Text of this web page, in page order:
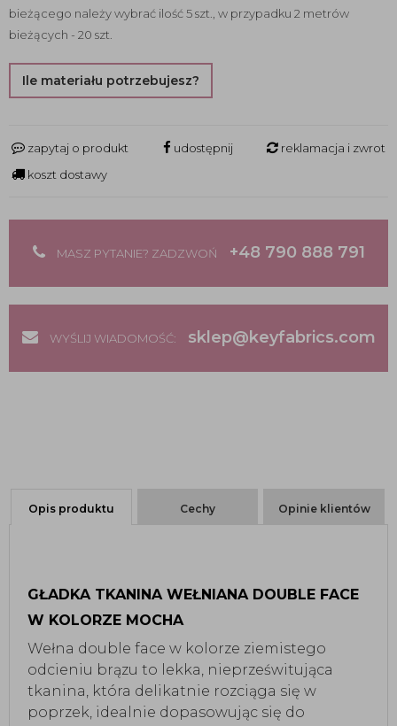
bieżącego należy wybrać ilość 5 szt., w przypadku 2 metrów
bieżących - 20 szt.
Ile materiału potrzebujesz?
zapytaj o produkt udostępnij
reklamacja i zwrot
koszt dostawy
MASZ PYTANIE? ZADZWOŃ +48 790 888 791
WYŚLIJ WIADOMOŚĆ: sklep@keyfabrics.com
Opis produktu Cechy Opinie klientów
GŁADKA TKANINA WEŁNIANA DOUBLE FACE
W KOLORZE MOCHA
Wełna double face w kolorze ziemistego
odcieniu brązu to lekka, nieprześwitująca
tkanina, która delikatnie rozciąga się w
poprzek, idealnie dopasowując się do